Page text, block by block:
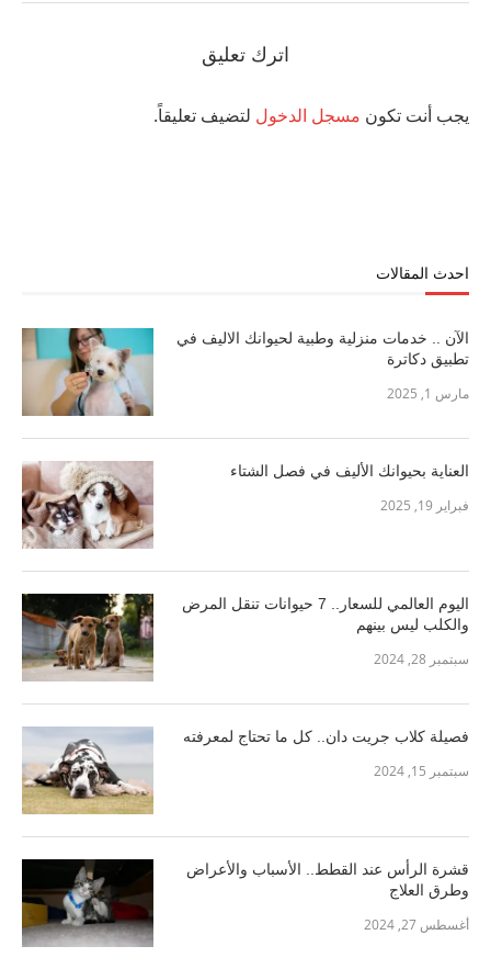
اترك تعليق
يجب أنت تكون مسجل الدخول لتضيف تعليقاً.
احدث المقالات
الآن .. خدمات منزلية وطبية لحيوانك الاليف في
تطبيق دكاترة
مارس 1, 2025
العناية بحيوانك الأليف في فصل الشتاء
فبراير 19, 2025
اليوم العالمي للسعار.. 7 حيوانات تنقل المرض
والكلب ليس بينهم
سبتمبر 28, 2024
فصيلة كلاب جريت دان.. كل ما تحتاج لمعرفته
سبتمبر 15, 2024
قشرة الرأس عند القطط.. الأسباب والأعراض
وطرق العلاج
أغسطس 27, 2024